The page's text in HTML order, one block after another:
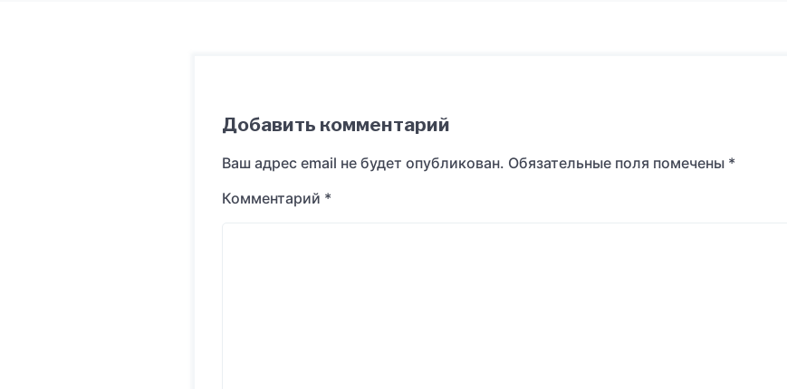
Добавить комментарий
Ваш адрес email не будет опубликован. Обязательные поля помечены *
Комментарий *